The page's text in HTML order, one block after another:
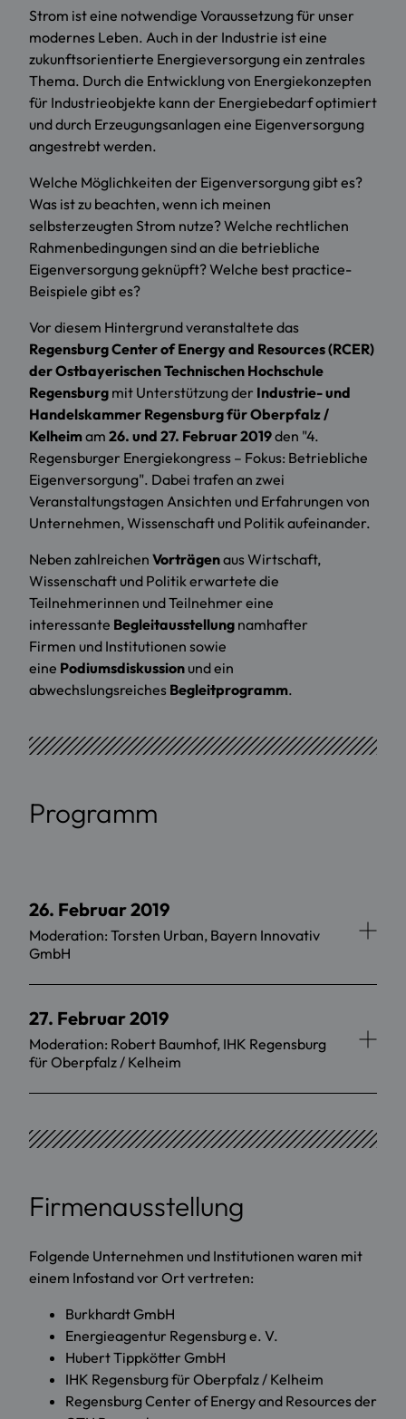
Strom ist eine notwendige Voraussetzung für unser
modernes Leben. Auch in der Industrie ist eine
zukunftsorientierte Energieversorgung ein zentrales
Thema. Durch die Entwicklung von Energiekonzepten
für Industrieobjekte kann der Energiebedarf optimiert
und durch Erzeugungsanlagen eine Eigenversorgung
angestrebt werden.
Welche Möglichkeiten der Eigenversorgung gibt es?
Was ist zu beachten, wenn ich meinen
selbsterzeugten Strom nutze? Welche rechtlichen
Rahmenbedingungen sind an die betriebliche
Eigenversorgung geknüpft? Welche best practice-
Beispiele gibt es?
Vor diesem Hintergrund veranstaltete das
Regensburg Center of Energy and Resources (RCER)
der Ostbayerischen Technischen Hochschule
Regensburg mit Unterstützung der Industrie- und
Handelskammer Regensburg für Oberpfalz /
Kelheimam 26. und 27. Februar 2019den "4.
Regensburger Energiekongress – Fokus: Betriebliche
Eigenversorgung". Dabei trafen an zwei
Veranstaltungstagen Ansichten und Erfahrungen von
Unternehmen, Wissenschaft und Politik aufeinander.
Neben zahlreichen Vorträgenaus Wirtschaft,
Wissenschaft und Politik erwartete die
Teilnehmerinnen und Teilnehmer eine
interessante Begleitausstellung namhafter
Firmen und Institutionen sowie
eine Podiumsdiskussion und ein
abwechslungsreiches Begleitprogramm.
Programm
26. Februar 2019
Moderation: Torsten Urban, Bayern Innovativ
GmbH
27. Februar 2019
Moderation: Robert Baumhof, IHK Regensburg
für Oberpfalz / Kelheim
Firmenausstellung
Folgende Unternehmen und Institutionen waren mit
einem Infostand vor Ort vertreten:
Burkhardt GmbH
Energieagentur Regensburg e. V.
Hubert Tippkötter GmbH
IHK Regensburg für Oberpfalz / Kelheim
Regensburg Center of Energy and Resources der